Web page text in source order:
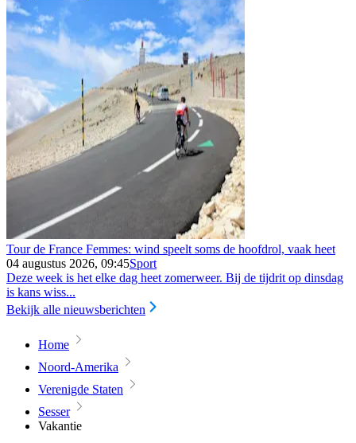
Tour de France Femmes: wind speelt soms de hoofdrol, vaak heet
04 augustus 2026, 09:45Sport
Deze week is het elke dag heet zomerweer. Bij de tijdrit op dinsdag
is kans wiss...
Bekijk alle nieuwsberichten
Home
Noord-Amerika
Verenigde Staten
Sesser
Vakantie